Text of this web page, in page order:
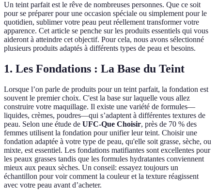
Un teint parfait est le rêve de nombreuses personnes. Que ce soit
pour se préparer pour une occasion spéciale ou simplement pour le
quotidien, sublimer votre peau peut réellement transformer votre
apparence. Cet article se penche sur les produits essentiels qui vous
aideront à atteindre cet objectif. Pour cela, nous avons sélectionné
plusieurs produits adaptés à différents types de peau et besoins.
1. Les Fondations : La Base du Teint
Lorsque l’on parle de produits pour un teint parfait, la fondation est
souvent le premier choix. C'est la base sur laquelle vous allez
construire votre maquillage. Il existe une variété de formules—
liquides, crèmes, poudres—qui s’adaptent à différentes textures de
peau. Selon une étude de UFC-Que Choisir, près de 70 % des
femmes utilisent la fondation pour unifier leur teint. Choisir une
fondation adaptée à votre type de peau, qu'elle soit grasse, sèche, ou
mixte, est essentiel. Les fondations matifiantes sont excellentes pour
les peaux grasses tandis que les formules hydratantes conviennent
mieux aux peaux sèches. Un conseil: essayez toujours un
échantillon pour voir comment la couleur et la texture réagissent
avec votre peau avant d’acheter.